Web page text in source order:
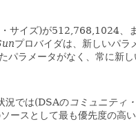
サイズ)が512,768,1024、
プロバイダは、新しいパラ
パラメータがなく、常に新
況では(DSAのコミュニティ
ースとして最も優先度の高